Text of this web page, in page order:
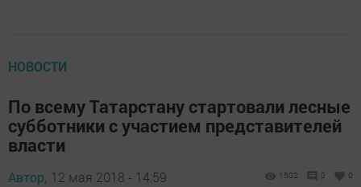
НОВОСТИ
По всему Татарстану стартовали лесные
субботники с участием представителей
власти
Автор, 12 мая 2018 - 14:59 1502 0 0